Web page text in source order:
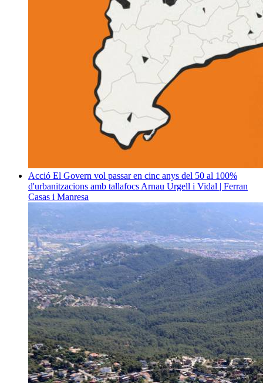
Acció El Govern vol passar en cinc anys del 50 al 100%
d'urbanitzacions amb tallafocs Arnau Urgell i Vidal | Ferran
Casas i Manresa